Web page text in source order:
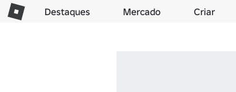
Destaques Mercado Criar